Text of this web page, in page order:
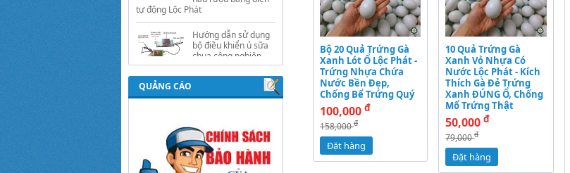
Bộ 20 Quả Trứng Gà
Xanh Lót Ổ Lộc Phát -
Trứng Nhựa Chứa
Nước Bền Đẹp,
Chống Bể Trứng Quý
100,000 đ
158,000đ
Đặt hàng
10 Quả Trứng Gà
Xanh Vỏ Nhựa Có
Nước Lộc Phát - Kích
Thích Gà Đẻ Trứng
Xanh ĐÚNG Ổ, Chống
Mổ Trứng Thật
50,000đ
79,000đ
Đặt hàng
chua công nghiệp
Lộc Phát
Hướng dẫn sử dụng
bộ điều khiển độ ẩm
gold, nhiệt độ và ánh
sáng tự động Lộc
QUẢNG CÁO